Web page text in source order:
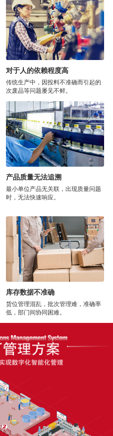
对于人的依赖程度高
传统生产中，因投料不准确而引起的
次废品等问题屡见不鲜。
产品质量无法追溯
最小单位产品无关联，出现质量问题
时，无法快速响应。
库存数据不准确
货位管理混乱，批次管理难，准确率
低，部门间协同困难。